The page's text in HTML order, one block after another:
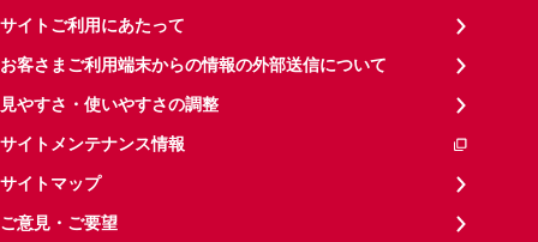
サイトご利用にあたって
お客さまご利用端末からの情報の外部送信について
見やすさ・使いやすさの調整
サイトメンテナンス情報
サイトマップ
ご意見・ご要望